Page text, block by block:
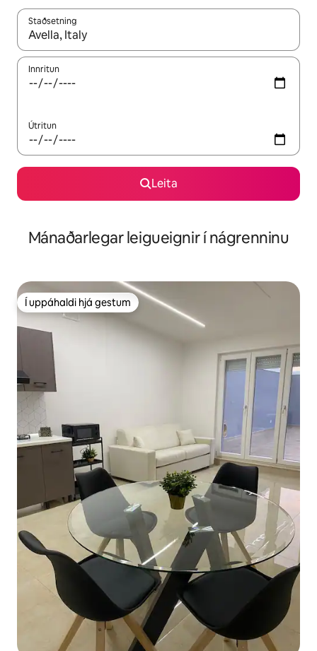
Staðsetning
Þegar niðurstöður liggja fyrir skaltu nota upp og niður
Innritun
Útritun
Leita
Mánaðarlegar leigueignir í nágrenninu
Í uppáhaldi hjá gestum
Í uppáhaldi hjá gestum